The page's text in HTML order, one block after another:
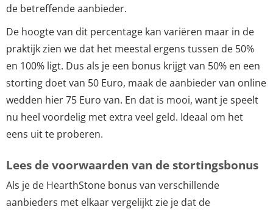
de betreffende aanbieder.
De hoogte van dit percentage kan variëren maar in de
praktijk zien we dat het meestal ergens tussen de 50%
en 100% ligt. Dus als je een bonus krijgt van 50% en een
storting doet van 50 Euro, maak de aanbieder van online
wedden hier 75 Euro van. En dat is mooi, want je speelt
nu heel voordelig met extra veel geld. Ideaal om het
eens uit te proberen.
Lees de voorwaarden van de stortingsbonus
Als je de HearthStone bonus van verschillende
aanbieders met elkaar vergelijkt zie je dat de